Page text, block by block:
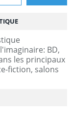
BD,
les principaux
fiction, salons